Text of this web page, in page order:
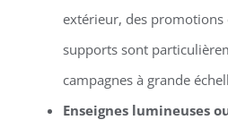
extérieur, des promotions
supports sont
campagnes à grande
Enseignes lumineuses